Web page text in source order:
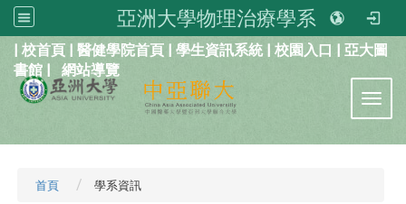
亞洲大學物理治療學系
| 校首頁 | 醫健學院首頁 | 學生資訊系統 | 校園入口 | 亞大圖
書館 | 網站導覽
首頁 學系資訊